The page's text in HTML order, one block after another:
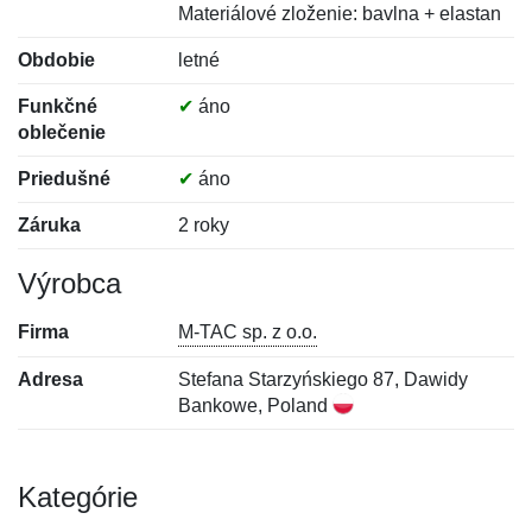
Materiálové zloženie: bavlna + elastan
Obdobie letné
Funkčné
oblečenie
✔ áno
Priedušné ✔ áno
Záruka 2 roky
Výrobca
Firma M-TAC sp. z o.o.
Adresa
Stefana Starzyńskiego 87, Dawidy
Bankowe, Poland
Kategórie